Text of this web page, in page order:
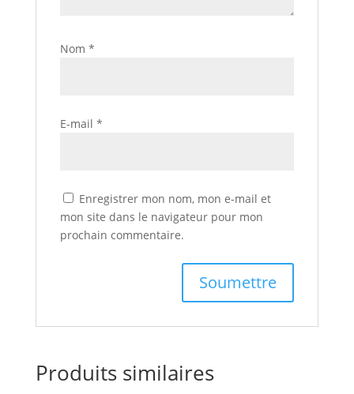
Nom *
E-mail *
Enregistrer mon nom, mon e-mail et
mon site dans le navigateur pour mon
prochain commentaire.
Produits similaires